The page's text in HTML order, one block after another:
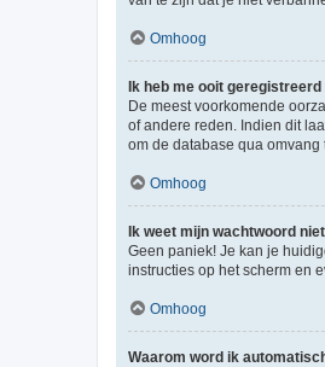
Omhoog
Ik heb me ooit
De meest voorkomende
of andere reden. Indien dit
om de database qua
Omhoog
Ik weet mijn wachtwoord
Geen paniek! Je kan je
instructies op het scherm en
Omhoog
Waarom word ik